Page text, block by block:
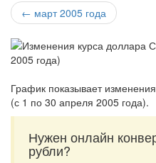
← март 2005 года
График показывает
(с 1 по 30 апреля 2005 года).
Нужен онлайн
рубли?